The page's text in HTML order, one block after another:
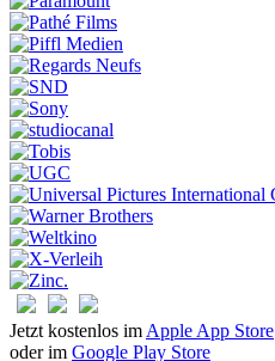
Jetzt kostenlos im Apple App Store
oder im Google Play Store